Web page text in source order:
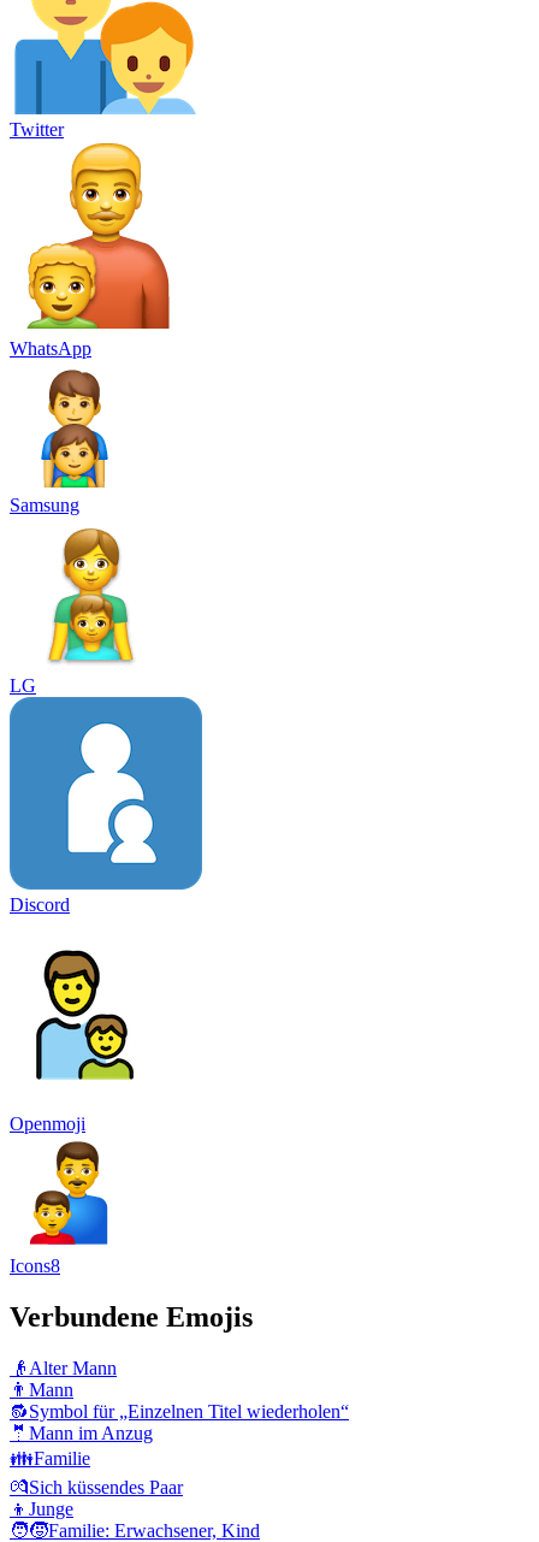
Twitter
WhatsApp
Samsung
LG
Discord
Openmoji
Icons8
Verbundene Emojis
👴 Alter Mann
👨 Mann
🔂Symbol für „Einzelnen Titel wiederholen“
🤵 Mann im Anzug
👪Familie
💏Sich küssendes Paar
👦 Junge
🧑‍🧒Familie: Erwachsener, Kind